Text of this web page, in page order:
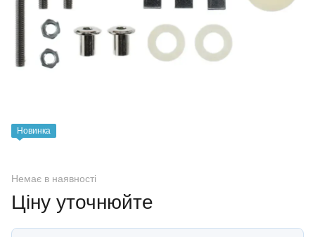
Новинка
Немає в наявності
Ціну уточнюйте